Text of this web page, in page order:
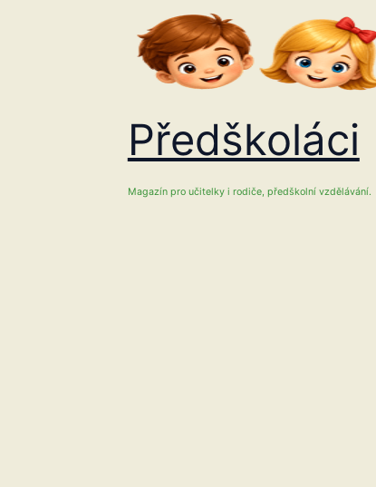
Předškoláci
Magazín pro učitelky i rodiče, předškolní vzdělávání.